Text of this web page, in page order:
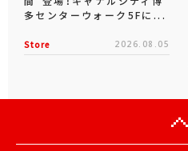
多センターウォーク5Fに...
Store 2026.08.05